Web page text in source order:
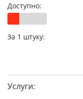
Доступно:
За 1 штуку:
Услуги: